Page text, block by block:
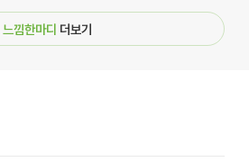
느낌한마디 더보기